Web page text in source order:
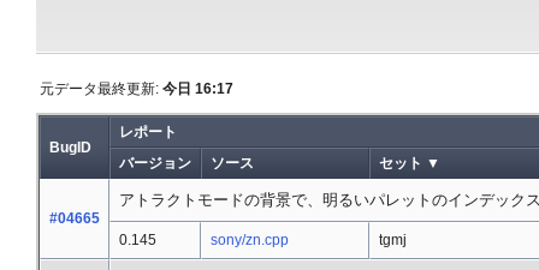
元データ最終更新: 今日 16:17
BugID
レポート
バージョン
ソース セット ▼
#04665
アトラクトモードの背景で、明るいパレットのインデック
0.145 sony/zn.cpp tgmj